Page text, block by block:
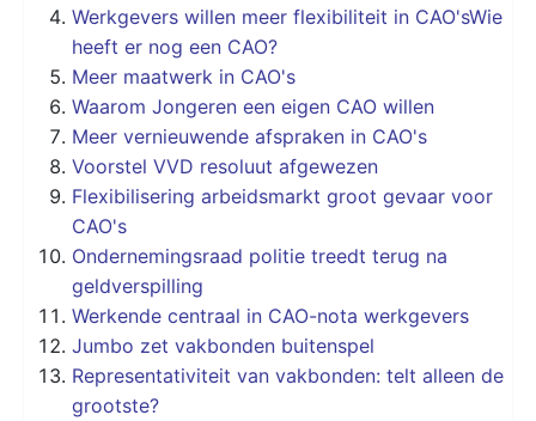
Werkgevers willen meer flexibiliteit in CAO'sWie
heeft er nog een CAO?
Meer maatwerk in CAO's
Waarom Jongeren een eigen CAO willen
Meer vernieuwende afspraken in CAO's
Voorstel VVD resoluut afgewezen
Flexibilisering arbeidsmarkt groot gevaar voor
CAO's
Ondernemingsraad politie treedt terug na
geldverspilling
Werkende centraal in CAO-nota werkgevers
Jumbo zet vakbonden buitenspel
Representativiteit van vakbonden: telt alleen de
grootste?